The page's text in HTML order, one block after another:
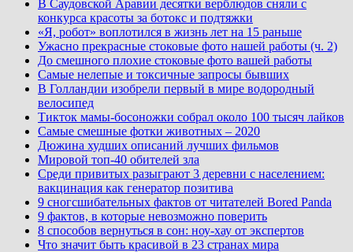
В Саудовской Аравии десятки верблюдов сняли с
конкурса красоты за ботокс и подтяжки
«Я, робот» воплотился в жизнь лет на 15 раньше
Ужасно прекрасные стоковые фото нашей работы (ч. 2)
До смешного плохие стоковые фото вашей работы
Самые нелепые и токсичные запросы бывших
В Голландии изобрели первый в мире водородный
велосипед
Тикток мамы-босоножки собрал около 100 тысяч лайков
Самые смешные фотки животных – 2020
Дюжина худших описаний лучших фильмов
Мировой топ-40 обителей зла
Среди привитых разыграют 3 деревни с населением:
вакцинация как генератор позитива
9 сногсшибательных фактов от читателей Bored Panda
9 фактов, в которые невозможно поверить
8 способов вернуться в сон: ноу-хау от экспертов
Что значит быть красивой в 23 странах мира